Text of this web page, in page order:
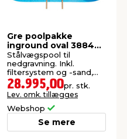
Gre poolpakke
inground oval 38840
liter - Swim & Fun
Stålvægspool til
nedgravning. Inkl.
filtersystem og -sand,
stige og skimmersæt.
800 x 400 x 150 cm.
28.995,00pr. stk.
Lev. omk. tillægges
Webshop
Se mere